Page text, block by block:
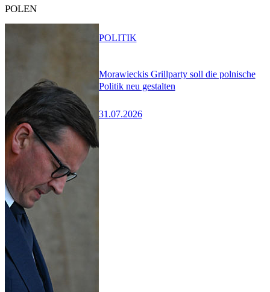
POLEN
Morawieckis Grillparty soll die polnische
Politik neu gestalten
31.07.2026
POLITIK